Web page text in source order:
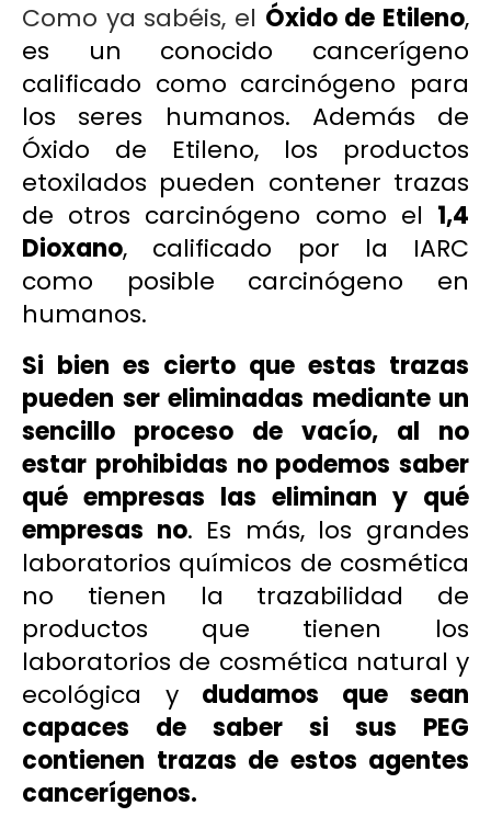
Como ya sabéis, el Óxido de Etileno,
es un conocido cancerígeno
calificado como carcinógeno para
los seres humanos. Además de
Óxido de Etileno, los productos
etoxilados pueden contener trazas
de otros carcinógeno como el 1,4
Dioxano, calificado por la IARC
como posible carcinógeno en
humanos.
Si bien es cierto que estas trazas
pueden ser eliminadas mediante un
sencillo proceso de vacío, al no
estar prohibidas no podemos saber
qué empresas las eliminan y qué
empresas no. Es más, los grandes
laboratorios químicos de cosmética
no tienen la trazabilidad de
productos que tienen los
laboratorios de cosmética natural y
ecológica y dudamos que sean
capaces de saber si sus PEG
contienen trazas de estos agentes
cancerígenos.